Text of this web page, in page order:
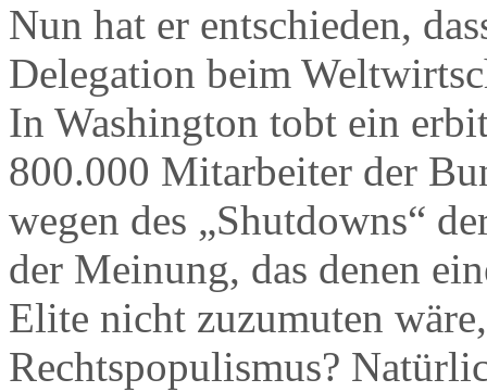
Nun hat er entschieden,
Delegation beim
In Washington tobt ein
800.000 Mitarbeiter der
wegen des „Shutdowns“
der Meinung, das denen
Elite nicht zuzumuten
Rechtspopulismus?